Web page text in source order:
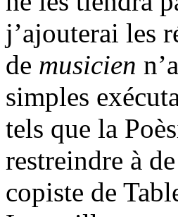
j’ajouterai les
de musicien
simples
tels que la
restreindre à
copiste de